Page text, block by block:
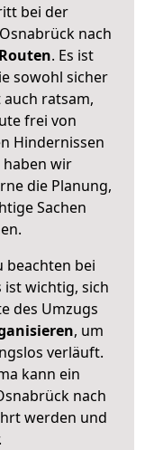
bei der
nach
. Es ist
sowohl sicher
ratsam,
frei von
Hindernissen
haben wir
die Planung,
Sachen
beachten bei
ist wichtig, sich
des Umzugs
, um
verläuft.
kann ein
nach
werden und